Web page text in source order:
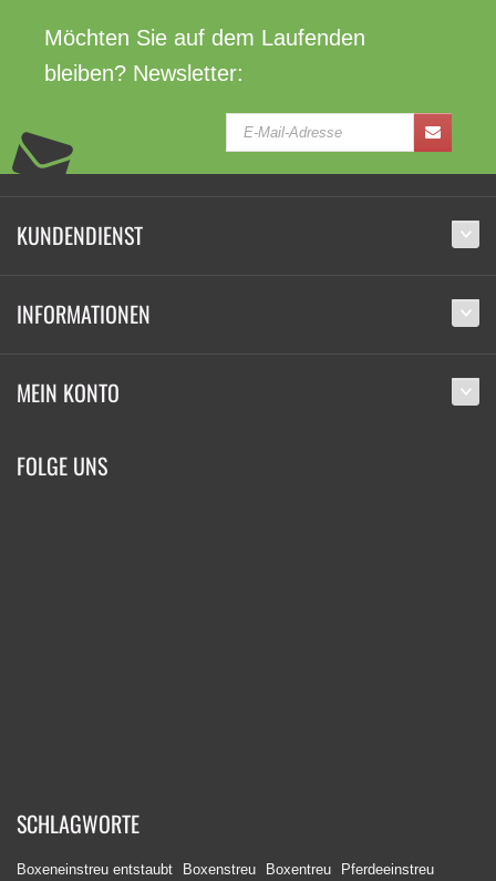
Möchten Sie auf dem Laufenden
bleiben? Newsletter:
KUNDENDIENST
INFORMATIONEN
MEIN KONTO
FOLGE UNS
SCHLAGWORTE
Boxeneinstreu entstaubt Boxenstreu Boxentreu Pferdeeinstreu